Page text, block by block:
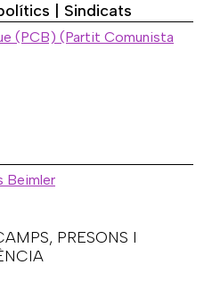
| Sindicats
(PCB) (Partit Comunista
Beimler
PRESONS I